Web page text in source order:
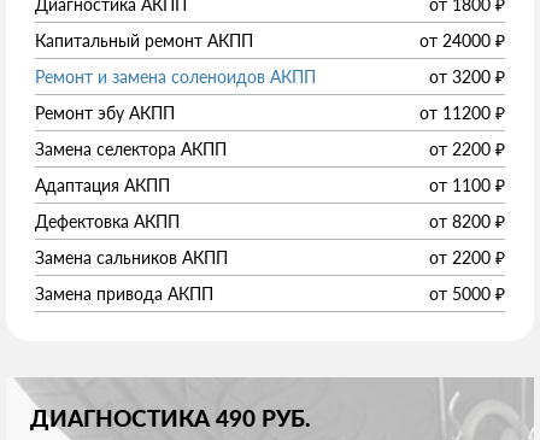
Диагностика АКПП
от 1800 ₽
Капитальный ремонт АКПП
от 24000 ₽
Ремонт и замена соленоидов АКПП
от 3200 ₽
Ремонт эбу АКПП
от 11200 ₽
Замена селектора АКПП
от 2200 ₽
Адаптация АКПП
от 1100 ₽
Дефектовка АКПП
от 8200 ₽
Замена сальников АКПП
от 2200 ₽
Замена привода АКПП
от 5000 ₽
ДИАГНОСТИКА 490 РУБ.